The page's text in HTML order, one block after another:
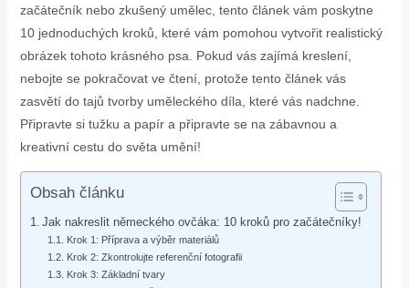
začátečník nebo zkušený umělec, tento článek vám poskytne
10 jednoduchých kroků, které vám pomohou vytvořit realistický
obrázek tohoto krásného psa. Pokud vás zajímá kreslení,
nebojte se pokračovat ve čtení, protože tento článek vás
zasvětí do tajů tvorby uměleckého díla, které vás nadchne.
Připravte si tužku a papír a připravte se na zábavnou a
kreativní cestu do světa umění!
Obsah článku
Jak nakreslit německého ovčáka: 10 kroků pro začátečníky!
Krok 1: Příprava a výběr materiálů
Krok 2: Zkontrolujte referenční fotografii
Krok 3: Základní tvary